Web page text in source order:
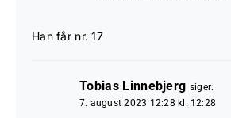
Han får nr. 17
Tobias Linnebjerg siger:
7. august 2023 12:28 kl. 12:28